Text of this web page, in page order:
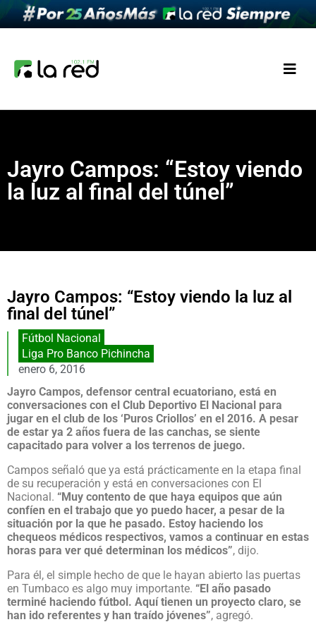
Jayro Campos: “Estoy viendo
la luz al final del túnel”
Jayro Campos: “Estoy viendo la luz al
final del túnel”
Fútbol Nacional
Liga Pro Banco Pichincha
enero 6, 2016
Jayro Campos, defensor central ecuatoriano, está en
conversaciones con el Club Deportivo El Nacional para
jugar en el club de los ‘Puros Criollos’ en el 2016. A pesar
de estar ya 2 años fuera de las canchas, se siente
capacitado para volver a los terrenos de juego.
Campos señaló que ya está prácticamente en la etapa final
de su recuperación y está en conversaciones con El
Nacional. “Muy contento de que haya equipos que aún
confíen en el trabajo que yo puedo hacer, a pesar de la
situación por la que he pasado. Estoy haciendo los
chequeos médicos respectivos, vamos a continuar en estas
horas para ver qué determinan los médicos”, dijo.
Para él, el simple hecho de que le hayan abierto las puertas
en Tumbaco es algo muy importante. “El año pasado
terminé haciendo fútbol. Aquí tienen un proyecto claro, se
han ido referentes y han traído jóvenes”, agregó.